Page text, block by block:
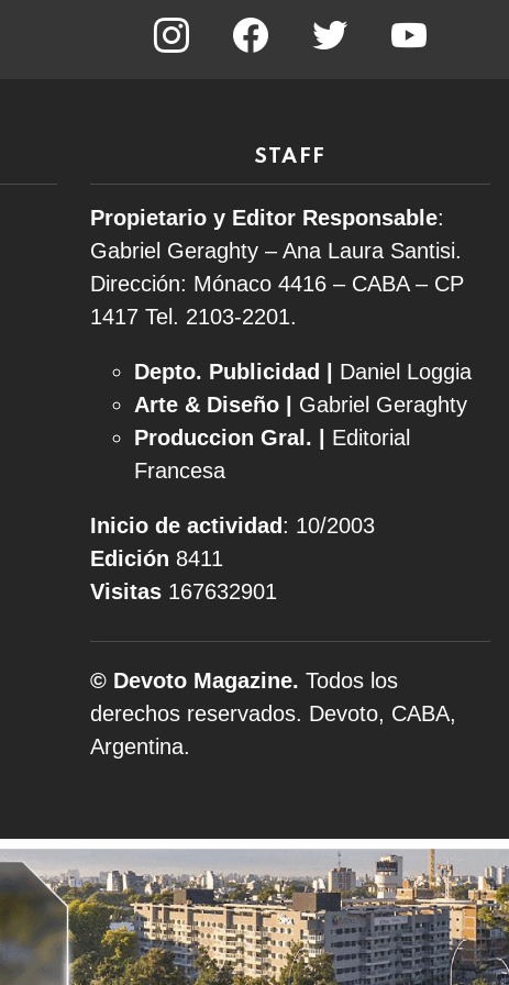
instagram facebook twitter
STAFF
Propietario y Editor Responsable:
Gabriel Geraghty – Ana Laura Santisi.
Dirección: Mónaco 4416 – CABA – CP
1417 Tel. 2103-2201.
Depto. Publicidad |
Daniel Loggia
Arte & Diseño | Gabriel Geraghty
Produccion Gral. |
Editorial
Francesa
Inicio de actividad : 10/2003
Edición 8411
Visitas 167632901
© Devoto Magazine. Todos los
derechos reservados. Devoto, CABA,
Argentina.